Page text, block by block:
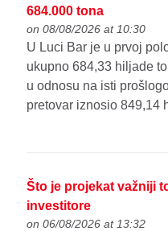
684.000 tona
on 08/08/2026 at 10:30
U Luci Bar je u prvoj
ukupno 684,33 hiljade
u odnosu na isti
pretovar iznosio 849,14
Što je projekat važniji
investitore
on 06/08/2026 at 13:32